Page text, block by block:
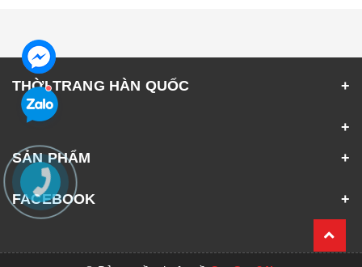
THỜI TRANG HÀN QUỐC
SẢN PHẨM
FACEBOOK